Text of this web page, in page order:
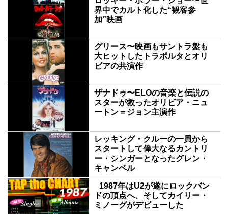
界中でカルト化した“観客参
加”映画
グリース〜映画もサントラ盤も
大ヒットしたトラボルタとオリ
ビアの共演作
ザナドゥ〜ELOの音楽と伝説の
スターが救ったオリビア・ニュ
ートン＝ジョン主演作
レッキング・クルーの一員から
スタートして偉大なるカントリ
ー・シンガーとなったグレン・
キャンベル
1987年はU2が遂にロックバン
ドの頂点へ、そしてカイリー・
ミノーグがデビューした